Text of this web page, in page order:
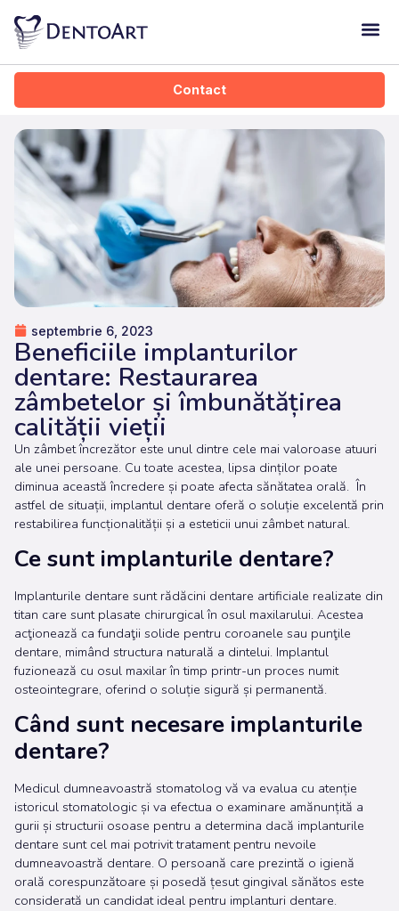
Contact
septembrie 6, 2023
Beneficiile implanturilor
dentare: Restaurarea
zâmbetelor și îmbunătățirea
calității vieții
Un zâmbet încrezător este unul dintre cele mai valoroase atuuri
ale unei persoane. Cu toate acestea, lipsa dinților poate
diminua această încredere și poate afecta sănătatea orală. În
astfel de situații, implantul dentare oferă o soluție excelentă prin
restabilirea funcționalității și a esteticii unui zâmbet natural.
Ce sunt implanturile dentare?
Implanturile dentare sunt rădăcini dentare artificiale realizate din
titan care sunt plasate chirurgical în osul maxilarului. Acestea
acţionează ca fundaţii solide pentru coroanele sau punţile
dentare, mimând structura naturală a dintelui. Implantul
fuzionează cu osul maxilar în timp printr-un proces numit
osteointegrare, oferind o soluție sigură și permanentă.
Când sunt necesare implanturile
dentare?
Medicul dumneavoastră stomatolog vă va evalua cu atenție
istoricul stomatologic și va efectua o examinare amănunțită a
gurii și structurii osoase pentru a determina dacă implanturile
dentare sunt cel mai potrivit tratament pentru nevoile
dumneavoastră dentare. O persoană care prezintă o igienă
orală corespunzătoare și posedă țesut gingival sănătos este
considerată un candidat ideal pentru implanturi dentare.